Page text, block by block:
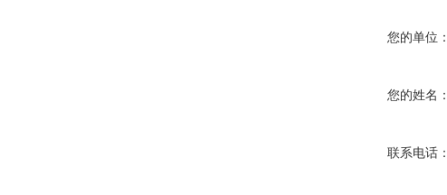
您的单位：
您的姓名：
联系电话：